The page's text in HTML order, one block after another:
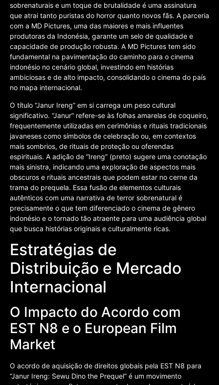
sobrenaturais e um toque de brutalidade é uma assinatura
que atrai tanto puristas do horror quanto novos fãs. A parceria
com a MD Pictures, uma das maiores e mais influentes
produtoras da Indonésia, garante um selo de qualidade e
capacidade de produção robusta. A MD Pictures tem sido
fundamental na pavimentação do caminho para o cinema
indonésio no cenário global, investindo em histórias
ambiciosas e de alto impacto, consolidando o cinema do país
no mapa internacional.
O título “Janur Ireng” em si carrega um peso cultural
significativo. “Janur” refere-se às folhas amarelas de coqueiro,
frequentemente utilizadas em cerimônias e rituais tradicionais
javaneses como símbolos de celebração ou, em contextos
mais sombrios, de rituais de proteção ou oferendas
espirituais. A adição de “Ireng” (preto) sugere uma conotação
mais sinistra, indicando uma exploração de aspectos mais
obscuros e rituais ancestrais que podem estar no cerne da
trama do prequela. Essa fusão de elementos culturais
autênticos com uma narrativa de terror sobrenatural é
precisamente o que tem diferenciado o cinema de gênero
indonésio e o tornado tão atraente para uma audiência global
que busca histórias originais e culturalmente ricas.
Estratégias de
Distribuição e Mercado
Internacional
O Impacto do Acordo com
EST N8 e o European Film
Market
O acordo de aquisição de direitos globais pela EST N8 para
“Janur Ireng: Sewu Dino the Prequel” é um movimento